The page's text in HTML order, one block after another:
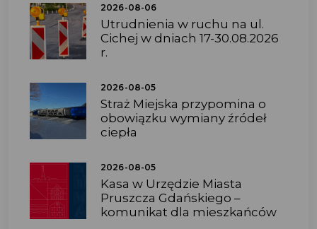
2026-08-06
Utrudnienia w ruchu na ul.
Cichej w dniach 17-30.08.2026
r.
2026-08-05
Straż Miejska przypomina o
obowiązku wymiany źródeł
ciepła
2026-08-05
Kasa w Urzędzie Miasta
Pruszcza Gdańskiego –
komunikat dla mieszkańców